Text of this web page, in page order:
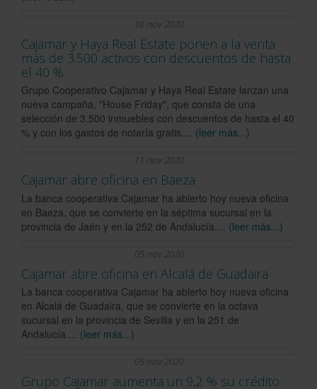
16 nov 2020
Cajamar y Haya Real Estate ponen a la venta
más de 3.500 activos con descuentos de hasta
el 40 %
Grupo Cooperativo Cajamar y Haya Real Estate lanzan una
nueva campaña, "House Friday", que consta de una
selección de 3.500 inmuebles con descuentos de hasta el 40
% y con los gastos de notaría gratis.... (leer más...)
11 nov 2020
Cajamar abre oficina en Baeza
La banca cooperativa Cajamar ha abierto hoy nueva oficina
en Baeza, que se convierte en la séptima sucursal en la
provincia de Jaén y en la 252 de Andalucía.... (leer más...)
05 nov 2020
Cajamar abre oficina en Alcalá de Guadaira
La banca cooperativa Cajamar ha abierto hoy nueva oficina
en Alcalá de Guadaira, que se convierte en la octava
sucursal en la provincia de Sevilla y en la 251 de
Andalucía.... (leer más...)
05 nov 2020
Grupo Cajamar aumenta un 9,2 % su crédito